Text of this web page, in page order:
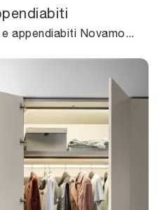
Accessori complementari e appendiabiti Novamobili: scopri come valorizzare i tuoi interni moderni con il modello Jupiter Appendiabiti.